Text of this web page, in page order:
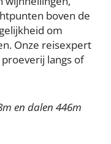
boven de
om
Onze reisexpert
langs of
en dalen 446m